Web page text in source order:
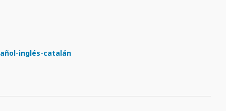
inglés-catalán